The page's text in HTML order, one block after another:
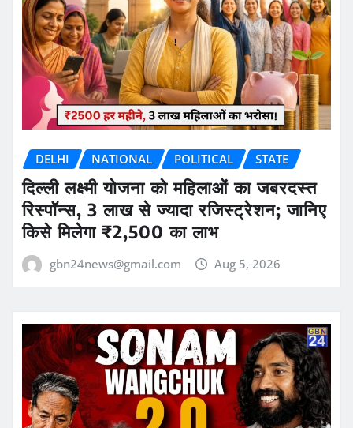
DELHI NATIONAL POLITICAL STATE
दिल्ली लक्ष्मी योजना को महिलाओं का जबरदस्त
रिस्पॉन्स, 3 लाख से ज्यादा रजिस्ट्रेशन; जानिए
किसे मिलेगा ₹2,500 का लाभ
gbn24news@gmail.com Aug 5, 2026